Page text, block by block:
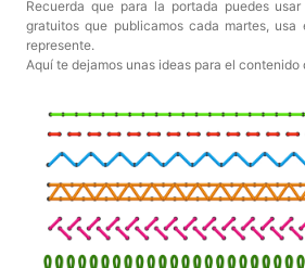
Recuerda que para la portada puedes
gratuitos que publicamos cada martes,
represente.
Aquí te dejamos unas ideas para el contenido